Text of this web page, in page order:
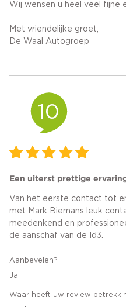
Wij wensen u heel veel fijne
Met vriendelijke groet,
De Waal Autogroep
10
Een uiterst prettige
Van het eerste contact tot
met Mark Biemans leuk
meedenkend en
de aanschaf van de Id3.
Aanbevelen?
Ja
Waar heeft uw review